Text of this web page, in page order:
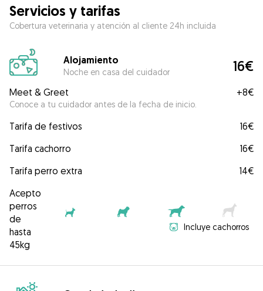
Servicios y tarifas
Cobertura veterinaria y atención al cliente 24h incluida
Alojamiento
Noche en casa del cuidador 16€
Meet & Greet
Conoce a tu cuidador antes de la fecha de inicio.
+8€
Tarifa de festivos
16€
Tarifa cachorro
16€
Tarifa perro extra
14€
Acepto
perros
de
hasta
45kg
Incluye cachorros